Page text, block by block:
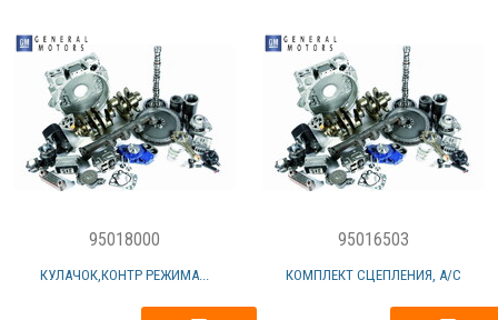
95018000
КУЛАЧОК,КОНТР РЕЖИМА...
95016503
КОМПЛЕКТ СЦЕПЛЕНИЯ, А/С